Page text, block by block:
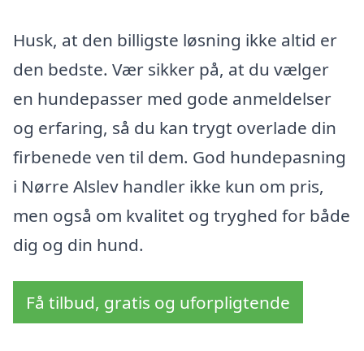
Husk, at den billigste løsning ikke altid er
den bedste. Vær sikker på, at du vælger
en hundepasser med gode anmeldelser
og erfaring, så du kan trygt overlade din
firbenede ven til dem. God hundepasning
i Nørre Alslev handler ikke kun om pris,
men også om kvalitet og tryghed for både
dig og din hund.
Få tilbud, gratis og uforpligtende